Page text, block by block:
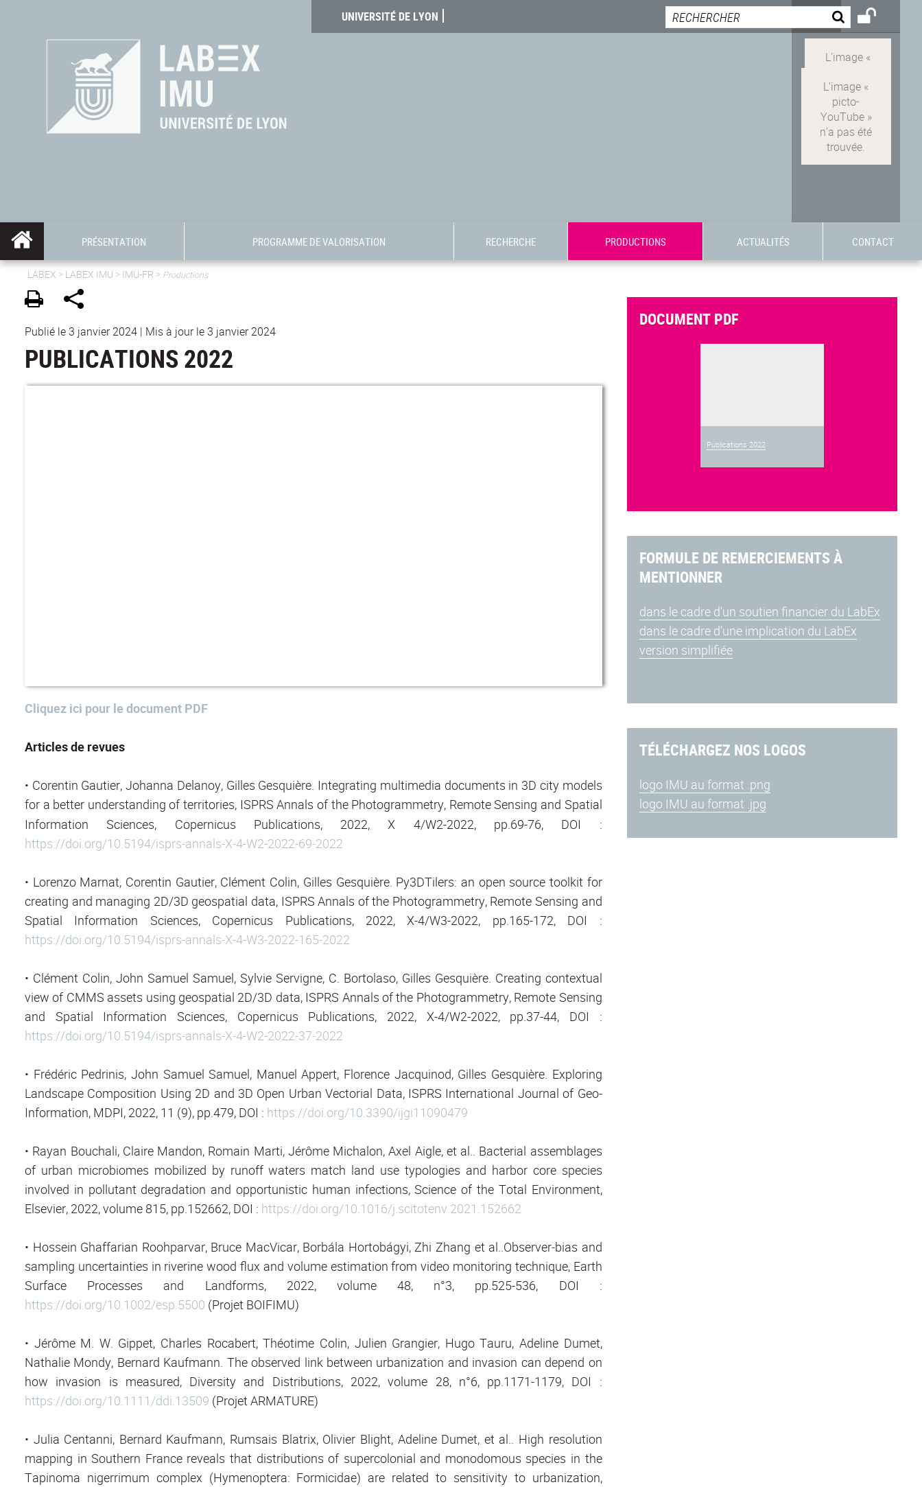
UNIVERSITÉ DE LYON
PRÉSENTATION PROGRAMME DE VALORISATION RECHERCHE PRODUCTIONS ACTUALITÉS CONTACT
LABEX > LABEX IMU > IMU-FR > Productions
Publié le 3 janvier 2024 | Mis à jour le 3 janvier 2024
PUBLICATIONS 2022
Cliquez ici pour le document PDF
Articles de revues
• Corentin Gautier, Johanna Delanoy, Gilles Gesquière. Integrating multimedia documents in 3D city models
for a better understanding of territories, ISPRS Annals of the Photogrammetry, Remote Sensing and Spatial
Information Sciences, Copernicus Publications, 2022, X 4/W2-2022, pp.69-76, DOI :
https://doi.org/10.5194/isprs-annals-X-4-W2-2022-69-2022
• Lorenzo Marnat, Corentin Gautier, Clément Colin, Gilles Gesquière. Py3DTilers: an open source toolkit for
creating and managing 2D/3D geospatial data, ISPRS Annals of the Photogrammetry, Remote Sensing and
Spatial Information Sciences, Copernicus Publications, 2022, X-4/W3-2022, pp.165-172, DOI :
https://doi.org/10.5194/isprs-annals-X-4-W3-2022-165-2022
• Clément Colin, John Samuel Samuel, Sylvie Servigne, C. Bortolaso, Gilles Gesquière. Creating contextual
view of CMMS assets using geospatial 2D/3D data, ISPRS Annals of the Photogrammetry, Remote Sensing
and Spatial Information Sciences, Copernicus Publications, 2022, X-4/W2-2022, pp.37-44, DOI :
https://doi.org/10.5194/isprs-annals-X-4-W2-2022-37-2022
• Frédéric Pedrinis, John Samuel Samuel, Manuel Appert, Florence Jacquinod, Gilles Gesquière. Exploring
Landscape Composition Using 2D and 3D Open Urban Vectorial Data, ISPRS International Journal of Geo-
Information, MDPI, 2022, 11 (9), pp.479, DOI : https://doi.org/10.3390/ijgi11090479
• Rayan Bouchali, Claire Mandon, Romain Marti, Jérôme Michalon, Axel Aigle, et al.. Bacterial assemblages
of urban microbiomes mobilized by runoff waters match land use typologies and harbor core species
involved in pollutant degradation and opportunistic human infections, Science of the Total Environment,
Elsevier, 2022, volume 815, pp.152662, DOI : https://doi.org/10.1016/j.scitotenv.2021.152662
• Hossein Ghaffarian Roohparvar, Bruce MacVicar, Borbála Hortobágyi, Zhi Zhang et al..Observer‐bias and
sampling uncertainties in riverine wood flux and volume estimation from video monitoring technique, Earth
Surface Processes and Landforms, 2022, volume 48, n°3, pp.525-536, DOI :
https://doi.org/10.1002/esp.5500 (Projet BOIFIMU)
• Jérôme M. W. Gippet, Charles Rocabert, Théotime Colin, Julien Grangier, Hugo Tauru, Adeline Dumet,
Nathalie Mondy, Bernard Kaufmann. The observed link between urbanization and invasion can depend on
how invasion is measured, Diversity and Distributions, 2022, volume 28, n°6, pp.1171-1179, DOI :
https://doi.org/10.1111/ddi.13509 (Projet ARMATURE)
• Julia Centanni, Bernard Kaufmann, Rumsais Blatrix, Olivier Blight, Adeline Dumet, et al.. High resolution
mapping in Southern France reveals that distributions of supercolonial and monodomous species in the
Tapinoma nigerrimum complex (Hymenoptera: Formicidae) are related to sensitivity to urbanization,
DOCUMENT PDF
Publications 2022
FORMULE DE REMERCIEMENTS À
MENTIONNER
dans le cadre d’un soutien financier du LabEx
dans le cadre d’une implication du LabEx
version simplifiée
TÉLÉCHARGEZ NOS LOGOS
logo IMU au format .png
logo IMU au format .jpg